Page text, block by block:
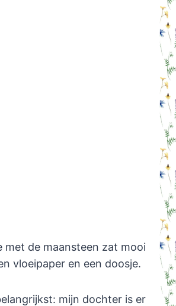
met de maansteen zat mooi
vloeipaper en een doosje.
mijn dochter is er